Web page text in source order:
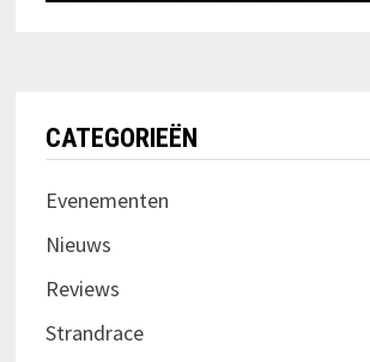
CATEGORIEËN
Evenementen
Nieuws
Reviews
Strandrace